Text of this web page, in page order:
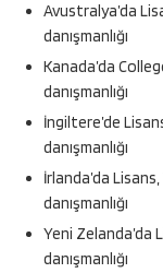
Avustralya’da
danışmanlığı
Kanada’da
danışmanlığı
İngiltere’de
danışmanlığı
İrlanda’da
danışmanlığı
Yeni Zelanda’da
danışmanlığı